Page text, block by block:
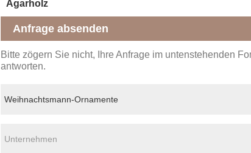
Agarholz
Anfrage absenden
Bitte zögern Sie nicht, Ihre Anfrage im untenstehenden
antworten.